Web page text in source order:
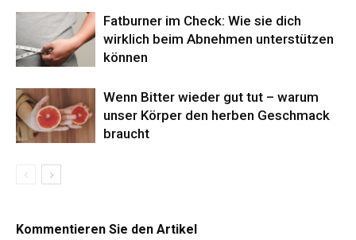
Fatburner im Check: Wie sie dich
wirklich beim Abnehmen unterstützen
können
Wenn Bitter wieder gut tut – warum
unser Körper den herben Geschmack
braucht
Kommentieren Sie den Artikel